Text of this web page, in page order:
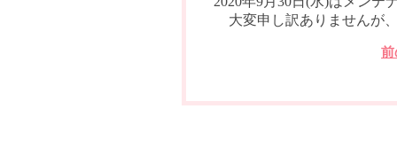
大変申し訳ありませんが
前